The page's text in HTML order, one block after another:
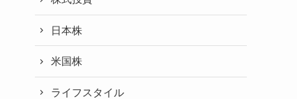
日本株
米国株
ライフスタイル